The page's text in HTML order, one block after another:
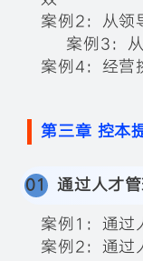
案例2：从领
案例3：
案例4：经营
第三章 控本
01 通过人才
案例1：通过
案例2：通过